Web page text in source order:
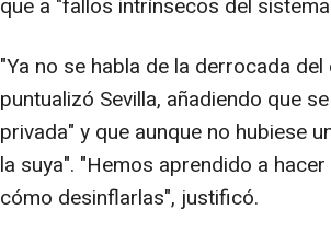
que a "fallos intrínsecos del
"Ya no se habla de la derrocada
puntualizó Sevilla, añadiendo que
privada" y que aunque no hubiese
la suya". "Hemos aprendido a
cómo desinflarlas", justificó.